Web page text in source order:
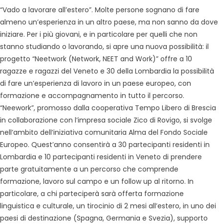
“Vado a lavorare all’estero”. Molte persone sognano di fare
almeno un’esperienza in un altro paese, ma non sanno da dove
iniziare. Per i più giovani, e in particolare per quelli che non
stanno studiando o lavorando, si apre una nuova possibilità: il
progetto “Neetwork (Network, NEET and Work)” offre a 10
ragazze e ragazzi del Veneto e 30 della Lombardia la possibilità
di fare un’esperienza di lavoro in un paese europeo, con
formazione e accompagnamento in tutto il percorso.
“Neework”, promosso dalla cooperativa Tempo Libero di Brescia
in collaborazione con l’impresa sociale Zico di Rovigo, si svolge
nell’ambito dell’iniziativa comunitaria Alma del Fondo Sociale
Europeo. Quest’anno consentirà a 30 partecipanti residenti in
Lombardia e 10 partecipanti residenti in Veneto di prendere
parte gratuitamente a un percorso che comprende
formazione, lavoro sul campo e un follow up al ritorno. In
particolare, a chi parteciperà sarà offerta formazione
linguistica e culturale, un tirocinio di 2 mesi all’estero, in uno dei
paesi di destinazione (Spagna, Germania e Svezia), supporto